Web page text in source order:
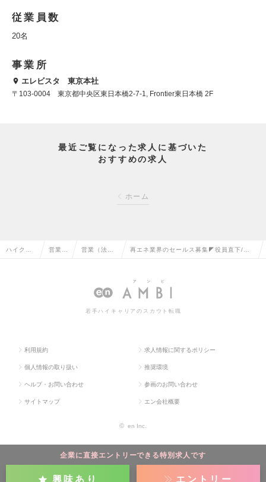
従業員数
20名
事業所
エレビスタ 東京本社
〒103-0004 東京都中央区東日本橋2-7-1, Frontier東日本橋 2F
最近ご覧になった求人に基づいた
おすすめの求人
ホーム
企業に直接エントリーできる特別求人です
興味あり エントリー
ハイクラ 営業系 営業（法人 再エネ業界のセールス募集◤役員直下/早
若手ハイキャリアのスカウト転職
利用規約 求人情報に関するポリシー
個人情報の取り扱い 推奨環境
ヘルプ・お問い合わせ 参画のお問い合わせ
サイトマップ エン会社概要
© en Inc.